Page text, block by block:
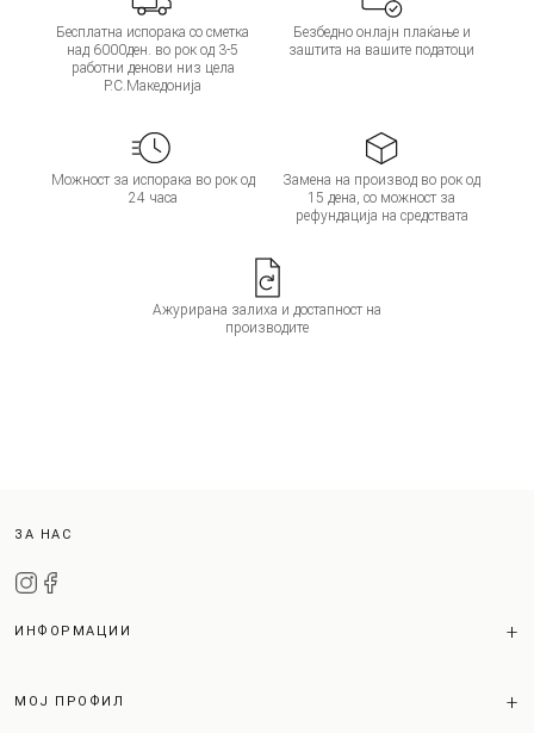
Бесплатна испорака со сметка
над 6000ден. во рок од 3-5
работни денови низ цела
Р.С.Македонија
Безбедно онлајн плаќање и
заштита на вашите податоци
Можност за испорака во рок од
24 часа
Замена на производ во рок од
15 дена, со можност за
рефундација на средствата
Ажурирана залиха и достапност на
производите
ЗА НАС
ИНФОРМАЦИИ
МОЈ ПРОФИЛ